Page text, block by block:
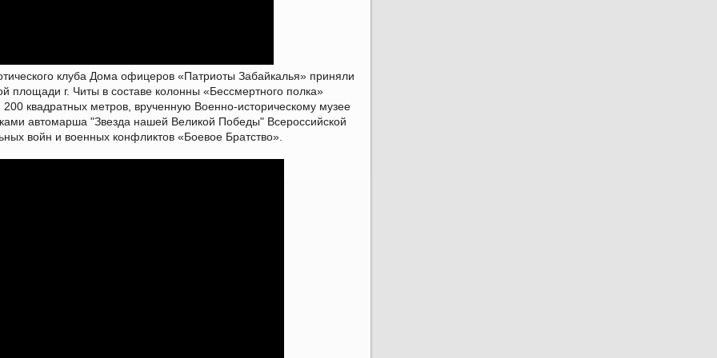
клуба Дома офицеров «Патриоты Забайкалья» приняли
площади г. Читы в составе колонны «Бессмертного полка»
квадратных метров, врученную Военно-историческому музее
автомарша "Звезда нашей Великой Победы" Всероссийской
войн и военных конфликтов «Боевое Братство».